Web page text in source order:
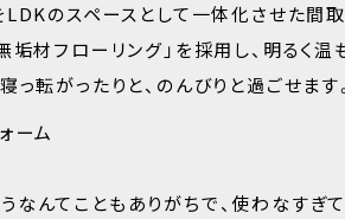
のスペースとして一体化させた間
垢材フローリング」を採用し、明るく温
っ転がったりと、のんびりと過ごせます
ーム
んてこともありがちで、使わなすぎ